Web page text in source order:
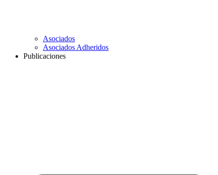
Asociados
Asociados Adheridos
Publicaciones